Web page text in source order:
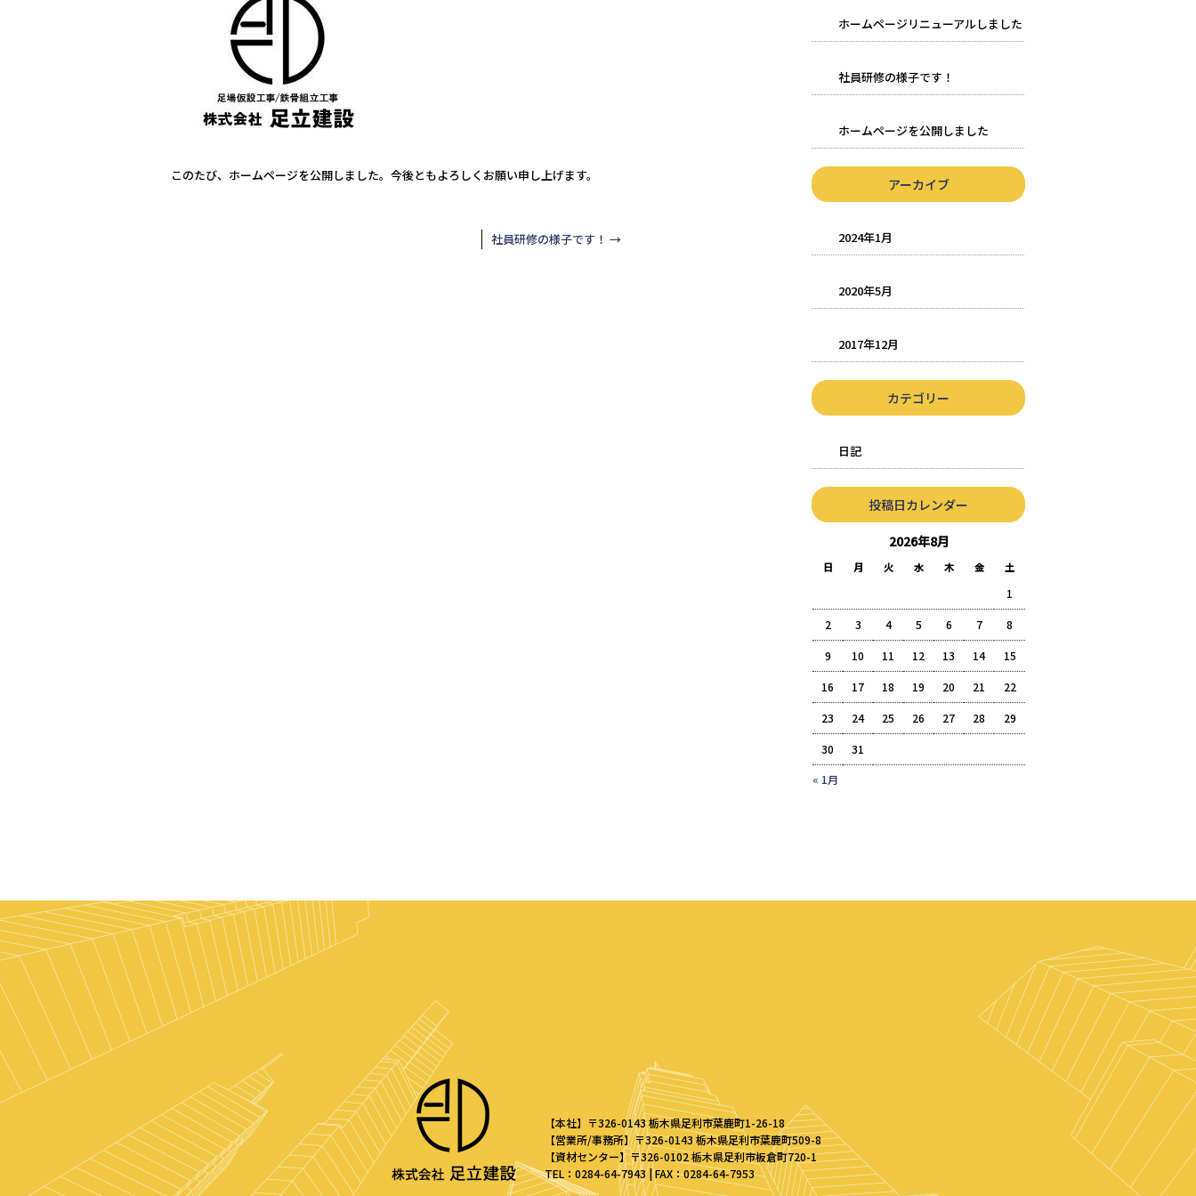
o
k
r
このたび、ホームページを公開しました。今後ともよろしくお願い申し上げます。
社員研修の様子です！ →
ホームページリニューアルしました
社員研修の様子です！
ホームページを公開しました
アーカイブ
2024年1月
2020年5月
2017年12月
カテゴリー
日記
投稿日カレンダー
2026年8月
日 月 火 水 木 金 土
« 1月
1
2 3 4 5 6 7 8
9 10 11 12 13 14 15
16 17 18 19 20 21 22
23 24 25 26 27 28 29
30 31
【本社】〒326-0143 栃木県足利市葉鹿町1-26-18
【営業所/事務所】〒326-0143 栃木県足利市葉鹿町509-8
【資材センター】〒326-0102 栃木県足利市板倉町720-1
TEL：0284-64-7943 | FAX：0284-64-7953